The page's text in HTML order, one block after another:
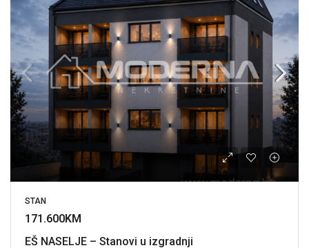
STAN
171.600KM
EŠ NASELJE – Stanovi u izgradnji